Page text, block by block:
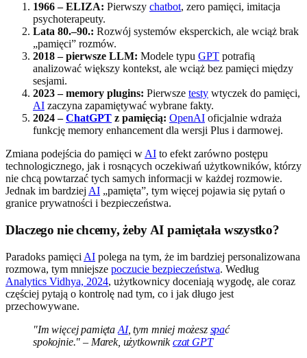
1966 – ELIZA: Pierwszy chatbot, zero pamięci, imitacja
psychoterapeuty.
Lata 80.–90.: Rozwój systemów eksperckich, ale wciąż brak
„pamięci” rozmów.
2018 – pierwsze LLM: Modele typu GPT potrafią
analizować większy kontekst, ale wciąż bez pamięci między
sesjami.
2023 – memory plugins: Pierwsze testy wtyczek do pamięci,
AI zaczyna zapamiętywać wybrane fakty.
2024 –ChatGPT z pamięcią: OpenAI oficjalnie wdraża
funkcję memory enhancement dla wersji Plus i darmowej.
Zmiana podejścia do pamięci w AI to efekt zarówno postępu
technologicznego, jak i rosnących oczekiwań użytkowników, którzy
nie chcą powtarzać tych samych informacji w każdej rozmowie.
Jednak im bardziej AI „pamięta”, tym więcej pojawia się pytań o
granice prywatności i bezpieczeństwa.
Dlaczego nie chcemy, żeby AI pamiętała wszystko?
Paradoks pamięci AI polega na tym, że im bardziej personalizowana
rozmowa, tym mniejsze poczucie bezpieczeństwa. Według
Analytics Vidhya, 2024, użytkownicy doceniają wygodę, ale coraz
częściej pytają o kontrolę nad tym, co i jak długo jest
przechowywane.
"Im więcej pamięta AI, tym mniej możesz spać
spokojnie." – Marek, użytkownikczat GPT